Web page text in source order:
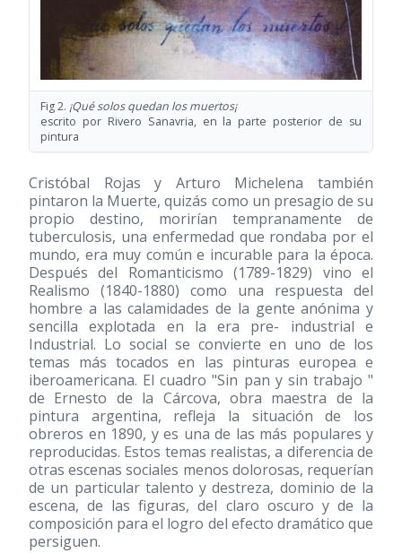
Fig 2. ¡Qué solos quedan los muertos¡
escrito por Rivero Sanavria, en la parte posterior de su
pintura
Cristóbal Rojas y Arturo Michelena también
pintaron la Muerte, quizás como un presagio de su
propio destino, morirían tempranamente de
tuberculosis, una enfermedad que rondaba por el
mundo, era muy común e incurable para la época.
Después del Romanticismo(1789-1829) vino el
Realismo (1840-1880) como una respuesta del
hombre a las calamidades de la gente anónima y
sencilla explotada en la era pre- industrial e
Industrial. Lo social se convierte en uno de los
temas más tocados en las pinturas europea e
iberoamericana. El cuadro "Sin pan y sin trabajo "
de Ernesto de la Cárcova, obra maestra de la
pintura argentina, refleja la situación de los
obreros en 1890, y es una de las más populares y
reproducidas. Estos temas realistas, a diferencia de
otras escenas sociales menos dolorosas, requerían
de un particular talento y destreza, dominio de la
escena, de las figuras, del claro oscuro y de la
composición para el logro del efecto dramático que
persiguen.